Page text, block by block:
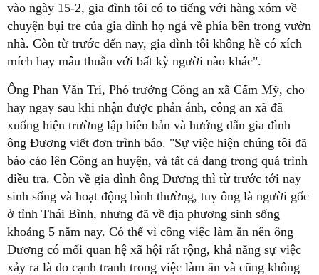
vào ngày 15-2, gia đình tôi có to tiếng với hàng xóm về
chuyện bụi tre của gia đình họ ngả về phía bên trong vườn
nhà. Còn từ trước đến nay, gia đình tôi không hề có xích
mích hay mâu thuẫn với bất kỳ người nào khác".
Ông Phan Văn Trí, Phó trưởng Công an xã Cẩm Mỹ, cho
hay ngay sau khi nhận được phản ánh, công an xã đã
xuống hiện trường lập biên bản và hướng dẫn gia đình
ông Đương viết đơn trình báo. "Sự việc hiện chúng tôi đã
báo cáo lên Công an huyện, và tất cả đang trong quá trình
điều tra. Còn về gia đình ông Đương thì từ trước tới nay
sinh sống và hoạt động bình thường, tuy ông là người gốc
ở tỉnh Thái Bình, nhưng đã về địa phương sinh sống
khoảng 5 năm nay. Có thể vì công việc làm ăn nên ông
Đương có mối quan hệ xã hội rất rộng, khả năng sự việc
xảy ra là do cạnh tranh trong việc làm ăn và cũng không